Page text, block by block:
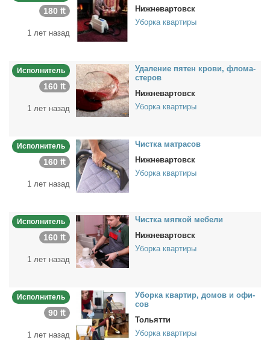
180 ₶
1 лет назад
Нижневартовск
Уборка квартиры
Исполнитель
160 ₶
1 лет назад
Уда­ле­ние пя­тен кро­ви, фло­ма­
сте­ров
Нижневартовск
Уборка квартиры
Исполнитель
160 ₶
1 лет назад
Чист­ка мат­ра­сов
Нижневартовск
Уборка квартиры
Исполнитель
160 ₶
1 лет назад
Чист­ка мяг­кой ме­бе­ли
Нижневартовск
Уборка квартиры
Исполнитель
90 ₶
1 лет назад
Убор­ка квар­тир, до­мов и офи­
сов
Тольятти
Уборка квартиры